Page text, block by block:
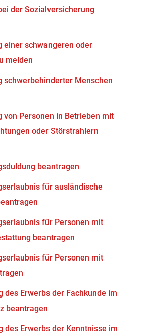
der Sozialversicherung
einer schwangeren oder
melden
schwerbehinderter Menschen
von Personen in Betrieben mit
oder Störstrahlern
beantragen
für ausländische
für Personen mit
beantragen
für Personen mit
des Erwerbs der Fachkunde im
beantragen
des Erwerbs der Kenntnisse im